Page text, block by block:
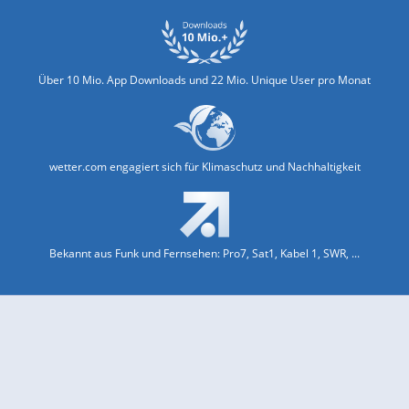
Über 10 Mio. App Downloads und 22 Mio. Unique User pro Monat
wetter.com engagiert sich für Klimaschutz und Nachhaltigkeit
Bekannt aus Funk und Fernsehen: Pro7, Sat1, Kabel 1, SWR, ...